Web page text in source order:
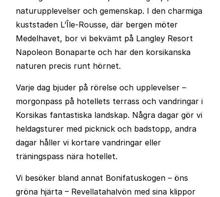
naturupplevelser och gemenskap. I den charmiga
kuststaden L’Île-Rousse, där bergen möter
Medelhavet, bor vi bekvämt på Langley Resort
Napoleon Bonaparte och har den korsikanska
naturen precis runt hörnet.
Varje dag bjuder på rörelse och upplevelser –
morgonpass på hotellets terrass och vandringar i
Korsikas fantastiska landskap. Några dagar gör vi
heldagsturer med picknick och badstopp, andra
dagar håller vi kortare vandringar eller
träningspass nära hotellet.
Vi besöker bland annat Bonifatuskogen – öns
gröna hjärta – Revellatahalvön med sina klippor